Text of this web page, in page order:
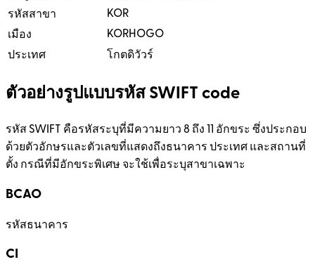
รหัสสาขา
KOR
เมือง
KORHOGO
ประเทศ
โกตดิวัวร์
ตัวอย่างรูปแบบรหัส SWIFT code
รหัส SWIFT คือรหัสระบุที่มีความยาว 8 ถึง 11 อักขระ ซึ่งประกอบ
ด้วยตัวอักษรและตัวเลขที่แสดงถึงธนาคาร ประเทศ และสถานที่
ตั้ง กรณีที่มีอักขระพิเศษ จะใช้เพื่อระบุสาขาเฉพาะ
BCAO
รหัสธนาคาร
CI